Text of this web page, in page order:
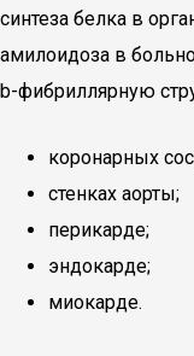
синтеза белка в
амилоидоза в
b-фибриллярную
коронарных
стенках аорты;
перикарде;
эндокарде;
миокарде.